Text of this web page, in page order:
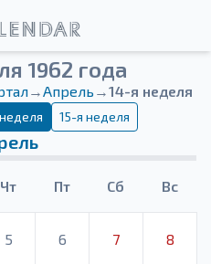
1962 года
→Апрель →14-я неделя
15-я неделя
Чт Пт Сб Вс
5 6 7 8